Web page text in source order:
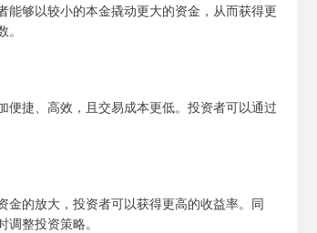
够以较小的本金撬动更大的资金，从而获得更
捷、高效，且交易成本更低。投资者可以通过
的放大，投资者可以获得更高的收益率。同
整投资策略。